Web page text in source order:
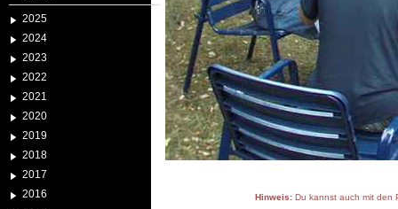
2025
2024
2023
2022
2021
2020
2019
2018
2017
2016
Hinweis:Du kannst auch mit den